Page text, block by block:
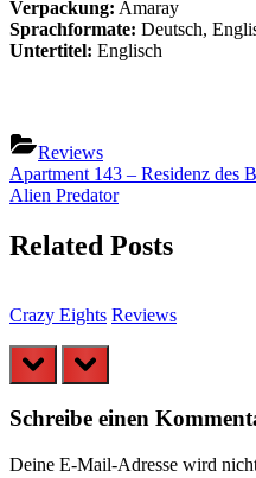
Verpackung: Amaray
Sprachformate: Deutsch,
Untertitel: Englisch
Reviews
Beitragsnavigation
Previous
Post:
Apartment 143 – Residenz des
Next
Alien Predator
Related Posts
Crazy Eights Reviews
prev next
Schreibe einen
Deine E-Mail-Adresse wird